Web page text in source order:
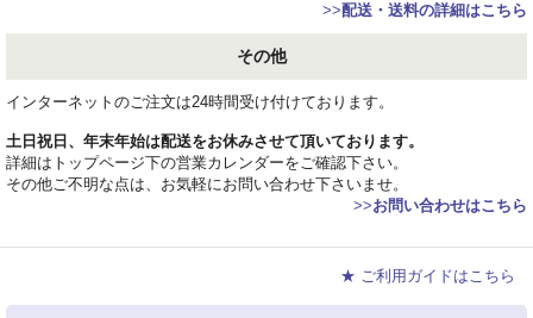
>>配送・送料の詳細はこちら
その他
インターネットのご注文は24時間受け付けております。
土日祝日、年末年始は配送をお休みさせて頂いております。
詳細はトップページ下の営業カレンダーをご確認下さい。
その他ご不明な点は、お気軽にお問い合わせ下さいませ。
>>お問い合わせはこちら
★ ご利用ガイドはこちら